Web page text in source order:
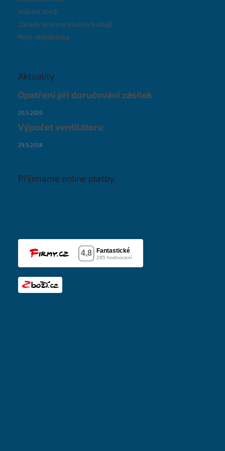
Vrácení zboží
Zásady ochrany osobních údajů
Moje objednávka
Aktuality
Opatření při doručování zásilek
20.3.2020
Výpočet ventilátoru
29.5.2018
Přijímáme online platby